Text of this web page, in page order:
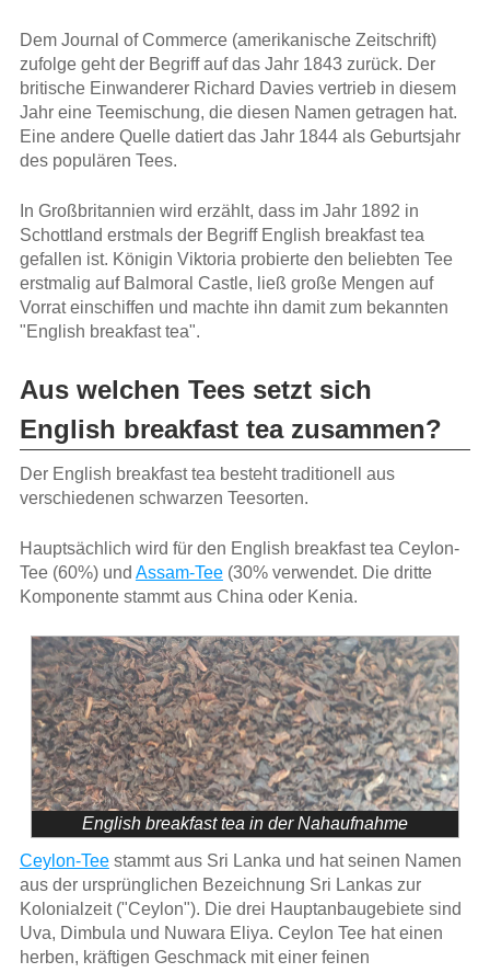
Dem Journal of Commerce (amerikanische Zeitschrift)
zufolge geht der Begriff auf das Jahr 1843 zurück. Der
britische Einwanderer Richard Davies vertrieb in diesem
Jahr eine Teemischung, die diesen Namen getragen hat.
Eine andere Quelle datiert das Jahr 1844 als Geburtsjahr
des populären Tees.
In Großbritannien wird erzählt, dass im Jahr 1892 in
Schottland erstmals der Begriff English breakfast tea
gefallen ist. Königin Viktoria probierte den beliebten Tee
erstmalig auf Balmoral Castle, ließ große Mengen auf
Vorrat einschiffen und machte ihn damit zum bekannten
"English breakfast tea".
Aus welchen Tees setzt sich
English breakfast tea zusammen?
Der English breakfast tea besteht traditionell aus
verschiedenen schwarzen Teesorten.
Hauptsächlich wird für den English breakfast tea Ceylon-
Tee (60%) und Assam-Tee(30% verwendet. Die dritte
Komponente stammt aus China oder Kenia.
English breakfast tea in der Nahaufnahme
Ceylon-Teestammt aus Sri Lanka und hat seinen Namen
aus der ursprünglichen Bezeichnung Sri Lankas zur
Kolonialzeit ("Ceylon"). Die drei Hauptanbaugebiete sind
Uva, Dimbula und Nuwara Eliya. Ceylon Tee hat einen
herben, kräftigen Geschmack mit einer feinen